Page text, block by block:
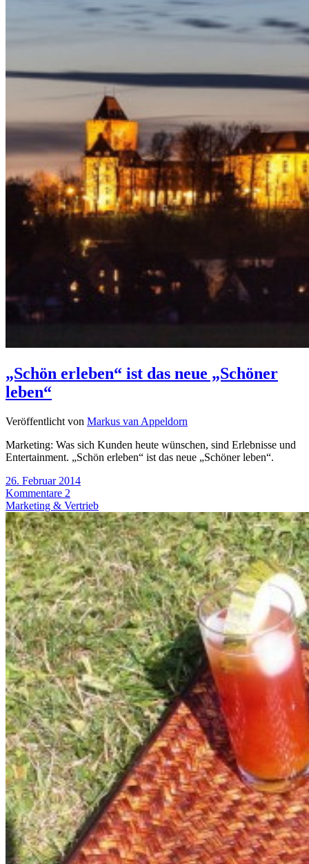
„Schön erleben“ ist das neue „Schöner
leben“
Veröffentlicht von Markus van Appeldorn
Marketing: Was sich Kunden heute wünschen, sind Erlebnisse und
Entertainment. „Schön erleben“ ist das neue „Schöner leben“.
26. Februar 2014
Kommentare 2
Marketing & Vertrieb